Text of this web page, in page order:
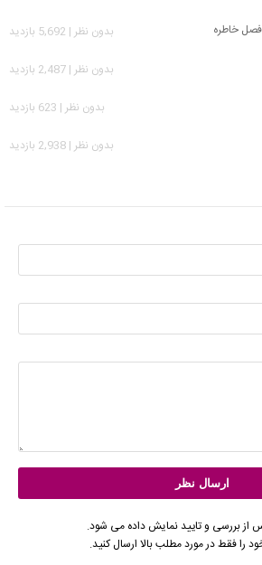
خاطره
بدون نظر | 5,692 بازدید
بدون نظر | 2,487 بازدید
بدون نظر | 623 بازدید
بدون نظر | 2,938 بازدید
از بررسی و تایید نمایش داده می شود.
را فقط در مورد مطلب بالا ارسال کنید.